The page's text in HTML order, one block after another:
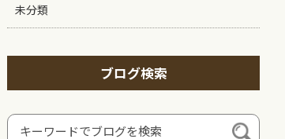
未分類
ブログ検索